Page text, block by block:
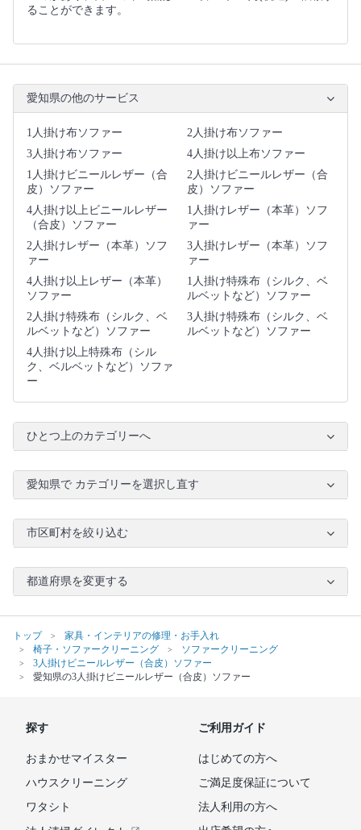
ることができます。
愛知県の他のサービス
1人掛け布ソファー
2人掛け布ソファー
3人掛け布ソファー
4人掛け以上布ソファー
1人掛けビニールレザー（合
皮）ソファー
2人掛けビニールレザー（合
皮）ソファー
4人掛け以上ビニールレザー
（合皮）ソファー
1人掛けレザー（本革）ソフ
ァー
2人掛けレザー（本革）ソフ
ァー
3人掛けレザー（本革）ソフ
ァー
4人掛け以上レザー（本革）
ソファー
1人掛け特殊布（シルク、ベ
ルベットなど）ソファー
2人掛け特殊布（シルク、ベ
ルベットなど）ソファー
3人掛け特殊布（シルク、ベ
ルベットなど）ソファー
4人掛け以上特殊布（シル
ク、ベルベットなど）ソファ
ー
ひとつ上のカテゴリーへ
愛知県で カテゴリーを選択し直す
市区町村を絞り込む
都道府県を変更する
トップ
家具・インテリアの修理・お手入れ
椅子・ソファークリーニング
ソファークリーニング
3人掛けビニールレザー（合皮）ソファー
愛知県の3人掛けビニールレザー（合皮）ソファー
探す
おまかせマイスター
ハウスクリーニング
ワタシト
ご利用ガイド
はじめての方へ
ご満足度保証について
法人利用の方へ